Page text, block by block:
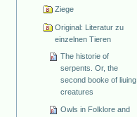
Ziege
Original: Literatur zu
einzelnen Tieren
The historie of
serpents. Or, the
second booke of liuing
creatures
Owls in Folklore and